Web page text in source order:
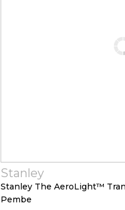
Stanley
Stanley The AeroLight™
Pembe